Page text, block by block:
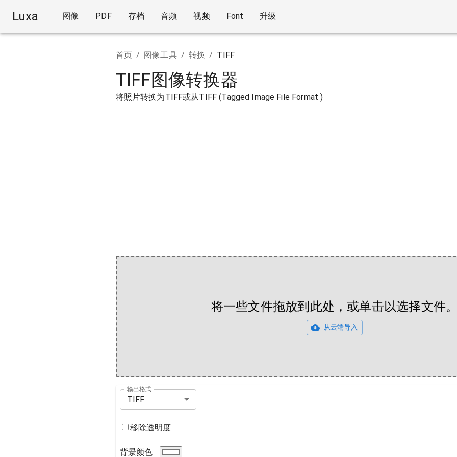
Luxa 图像 PDF 存档 音频 视频 Font 升级
首页 / 图像工具 / 转换 / TIFF
TIFF图像转换器
将照片转换为TIFF或从TIFF (Tagged Image File Format )
将一些文件拖放到此处，或单击以选择文件
从云端导入
输出格式
TIFF
移除透明度
背景颜色